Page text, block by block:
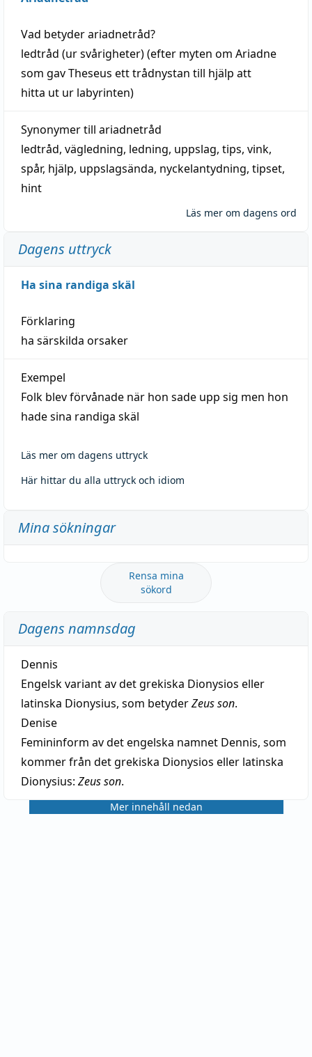
Vad betyderariadnetråd?
ledtråd (ur svårigheter) (efter myten om Ariadne
som gav Theseus ett trådnystan till hjälp att
hitta ut ur labyrinten)
Synonymer till ariadnetråd
ledtråd, vägledning, ledning, uppslag, tips, vink,
spår, hjälp, uppslagsända, nyckelantydning, tipset,
hint
Läs mer om dagens ord
Dagens uttryck
Ha sina randiga skäl
Förklaring
ha särskilda orsaker
Exempel
Folk blev förvånade när hon sade upp sig men hon
hade sina randiga skäl
Läs mer om dagens uttryck
Här hittar du alla uttryck och idiom
Mina sökningar
Rensa mina
sökord
Dagens namnsdag
Dennis
Engelsk variant av det grekiska Dionysios eller
latinska Dionysius, som betyderZeus son.
Denise
Femininform av det engelska namnet Dennis, som
kommer från det grekiska Dionysios eller latinska
Dionysius: Zeus son.
Mer innehåll nedan